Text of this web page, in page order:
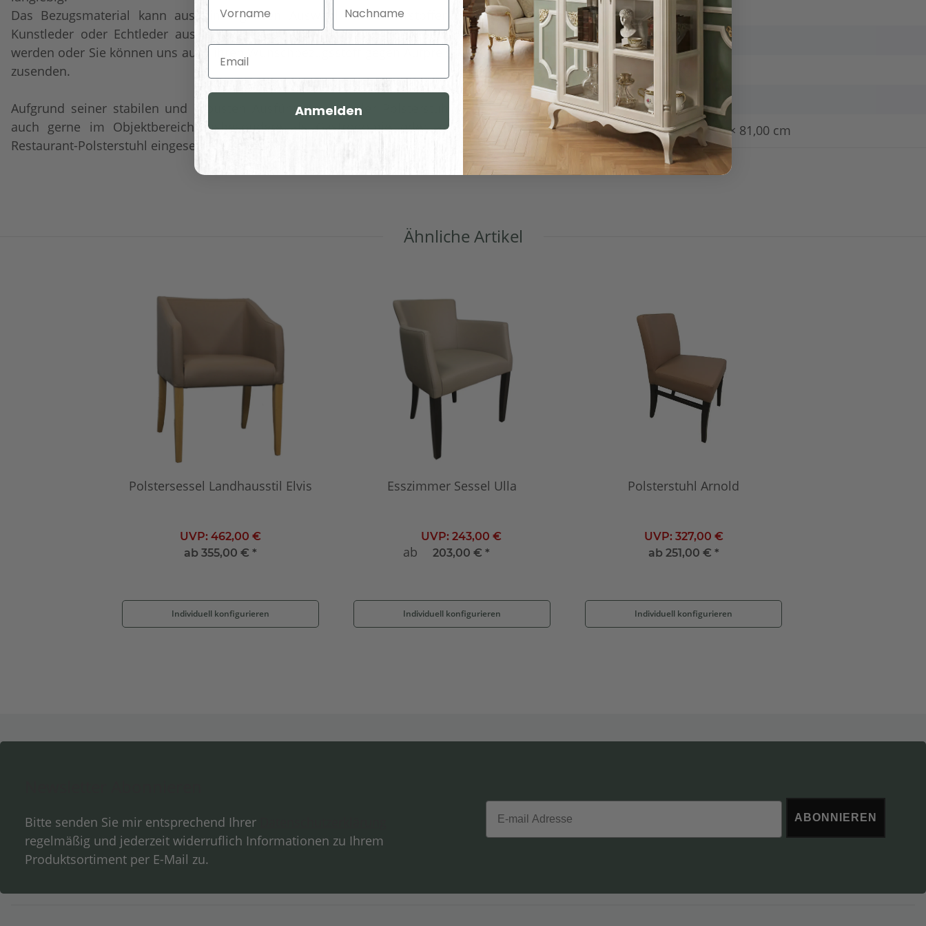
Das Bezugsmaterial kann aus einer großen Auswahl an Polsterstoffen,
Kunstleder oder Echtleder aus der angegebenen Farbpalette ausgewählt
werden oder Sie können uns auch ihren Wunschbezugsstoff gegen Aufpreis
zusenden.
Aufgrund seiner stabilen und robusten Ausführung wird der Polsterstuhl
auch gerne im Objektbereich insbesondere als Gastronomie oder als
Restaurant-Polsterstuhl eingesetzt.
Variationen: Polsterstühle
Oberflaeche: lackiert
Versandgewicht:
Artikelgewicht: 7,50 kg
Abmessungen (L x B/T x H) (
Länge × Breite × Höhe ):
60,00 × 57,00 × 81,00 cm
Ähnliche Artikel
Polstersessel Landhausstil Elvis
UVP: 462,00 €
ab 355,00 € *
Individuell konfigurieren
Esszimmer Sessel Ulla
ab
UVP: 243,00 €
203,00 € *
Individuell konfigurieren
Polsterstuhl Arnold
UVP: 327,00 €
ab 251,00 € *
Individuell konfigurieren
Bitte senden Sie mir entsprechend Ihrer
regelmäßig und jederzeit widerruflich Informationen zu Ihrem
Produktsortiment per E-Mail zu.
Email
ABONNIEREN
Vorname Nachname
Email
Anmelden